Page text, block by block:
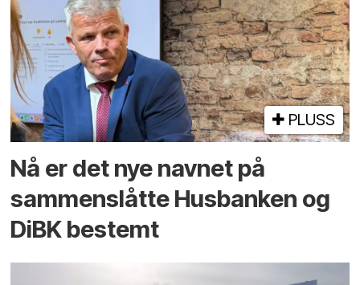
PLUSS
Nå er det nye navnet på
sammenslåtte Husbanken og
DiBK bestemt